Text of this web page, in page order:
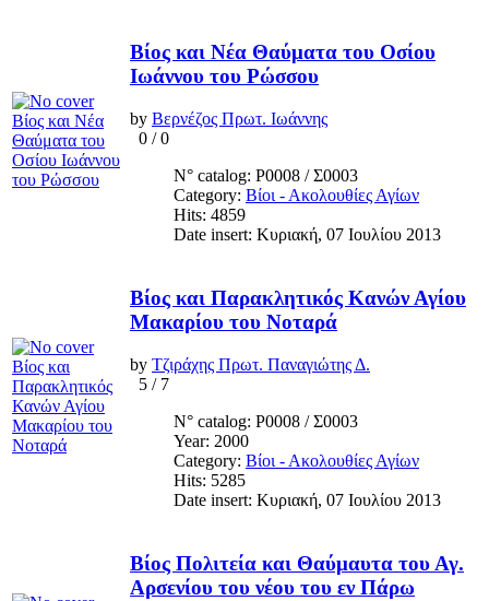
Βίος και Νέα Θαύματα του Οσίου
Ιωάννου του Ρώσσου
by Βερνέζος Πρωτ. Ιωάννης
0 /0
N° catalog: Ρ0008 / Σ0003
Category: Βίοι - Ακολουθίες Αγίων
Hits: 4859
Date insert: Κυριακή, 07 Ιουλίου 2013
Βίος και Παρακλητικός Κανών Αγίου
Μακαρίου του Νοταρά
by Τζιράχης Πρωτ. Παναγιώτης Δ.
5 / 7
N° catalog: Ρ0008 / Σ0003
Year: 2000
Category: Βίοι - Ακολουθίες Αγίων
Hits: 5285
Date insert: Κυριακή, 07 Ιουλίου 2013
Βίος Πολιτεία και Θαύμαυτα του Αγ.
Αρσενίου του νέου του εν Πάρω